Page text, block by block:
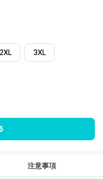
2XL 3XL
注意事項